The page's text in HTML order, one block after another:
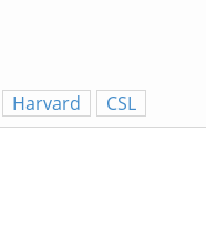
Harvard CSL